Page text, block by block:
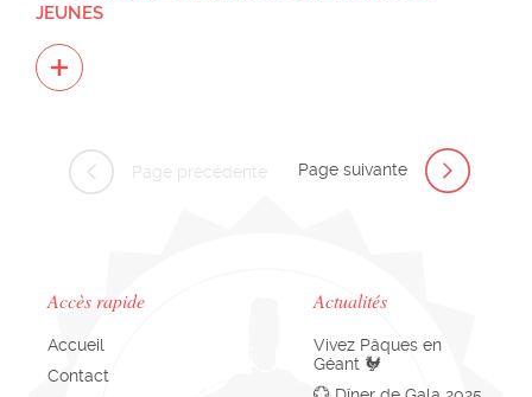
JEUNES
Page précédente Page suivante
Accès rapide
Accueil
Contact
Actualités
Vivez Pâques en
Géant 🐓